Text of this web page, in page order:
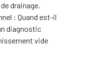
drainage.
: Quand est-il
diagnostic
vide